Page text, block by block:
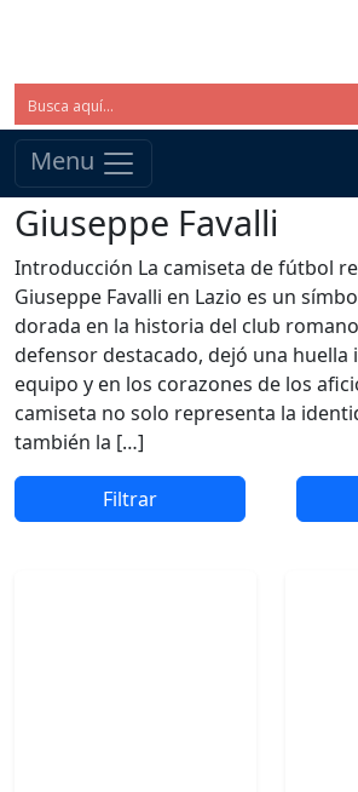
Menu
Giuseppe Favalli
Introducción La camiseta de fútbol
Giuseppe Favalli en Lazio es un
dorada en la historia del club
defensor destacado, dejó una huella
equipo y en los corazones de los
camiseta no solo representa la
también la […]
Filtrar